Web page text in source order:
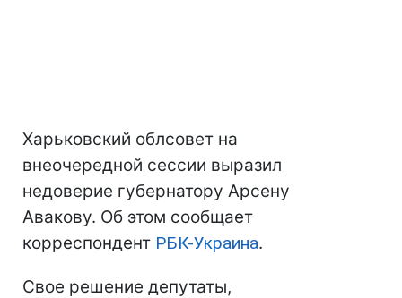
Харьковский облсовет на
внеочередной сессии выразил
недоверие губернатору Арсену
Авакову. Об этом сообщает
корреспондент РБК-Украина.
Свое решение депутаты,